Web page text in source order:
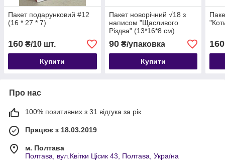
Пакет подарунковий #12
(16 * 27 * 7)
160 ₴/10 шт.
Купити
Пакет новорічний √18 з
написом "Щасливого
Різдва" (13*16*8 см)
90₴/упаковка
Купити
160
Про нас
100% позитивних з 31 відгука за рік
Працює з 18.03.2019
м. Полтава
Полтава, вул.Квітки Цісик 43, Полтава, Україна